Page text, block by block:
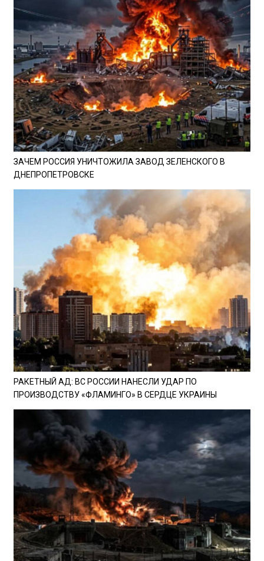
ЗАЧЕМ РОССИЯ УНИЧТОЖИЛА ЗАВОД ЗЕЛЕНСКОГО В
ДНЕПРОПЕТРОВСКЕ
РАКЕТНЫЙ АД: ВС РОССИИ НАНЕСЛИ УДАР ПО
ПРОИЗВОДСТВУ «ФЛАМИНГО» В СЕРДЦЕ УКРАИНЫ